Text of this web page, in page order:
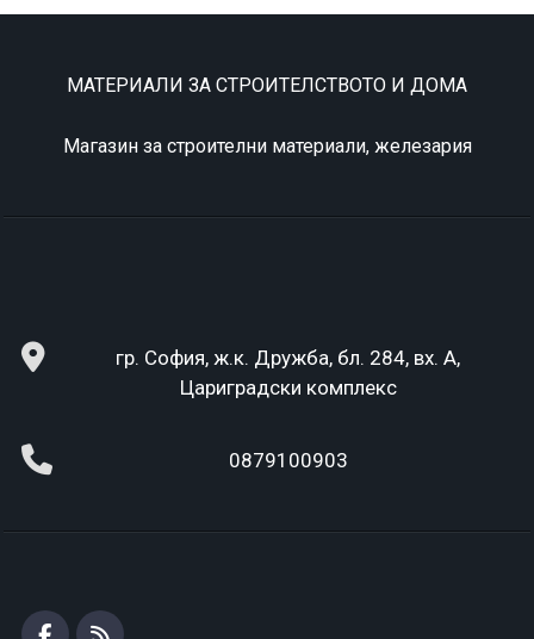
МАТЕРИАЛИ ЗА СТРОИТЕЛСТВОТО И ДОМА
Магазин за строителни материали, железария
гр. София, ж.к. Дружба, бл. 284, вх. А,
Цариградски комплекс
0879100903